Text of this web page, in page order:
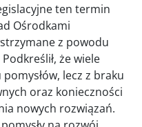
ten termin
Ośrodkami
z powodu
że wiele
lecz z braku
oraz konieczności
nowych rozwiązań.